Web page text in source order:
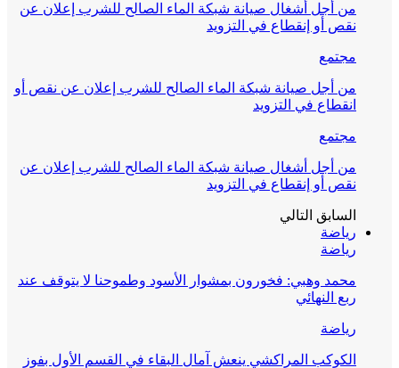
من أجل أشغال صيانة شبكة الماء الصالح للشرب إعلان عن
نقص أو إنقطاع في التزويد
مجتمع
من أجل صيانة شبكة الماء الصالح للشرب إعلان عن نقص أو
انقطاع في التزويد
مجتمع
من أجل أشغال صيانة شبكة الماء الصالح للشرب إعلان عن
نقص أو إنقطاع في التزويد
السابق التالي
رياضة
رياضة
محمد وهبي: فخورون بمشوار الأسود وطموحنا لا يتوقف عند
ربع النهائي
رياضة
الكوكب المراكشي ينعش آمال البقاء في القسم الأول بفوز